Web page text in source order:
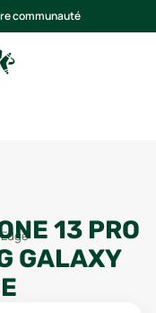
communauté
13 PRO
GALAXY